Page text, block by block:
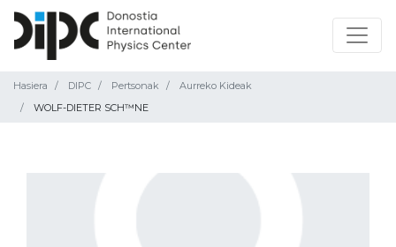
Hasiera DIPC Pertsonak
Aurreko Kideak
WOLF-DIETER SCH™NE